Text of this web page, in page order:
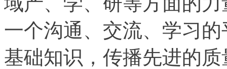
一个沟通、交流、学习
基础知识，传播先进的